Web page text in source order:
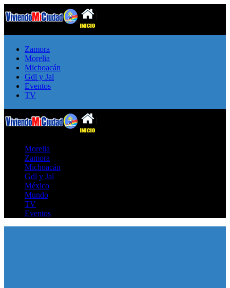
Zamora
Morelia
Michoacán
Gdl y Jal
Eventos
TV
Morelia
Zamora
Michoacán
Gdl y Jal
México
Mundo
TV
Eventos